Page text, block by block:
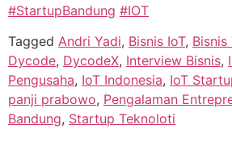
#StartupBandung #IOT
Tagged Andri Yadi, Bisnis IoT,
Dycode, DycodeX, Interview Bisnis,
Pengusaha, IoT Indonesia, IoT
panji prabowo, Pengalaman
Bandung, Startup Teknoloti